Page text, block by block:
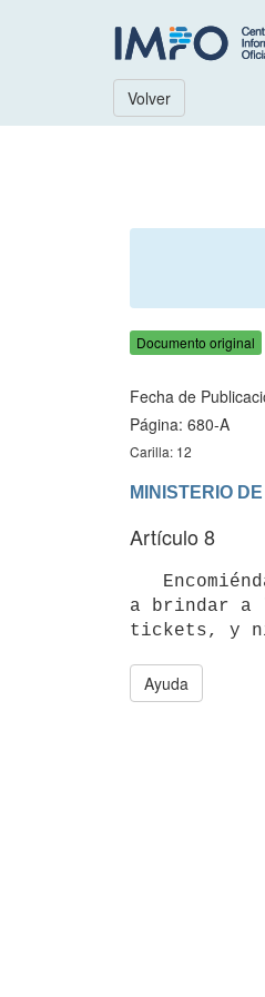
Volver
Documento original
Fecha de
Página: 680-A
Carilla: 12
MINISTERIO
Artículo 8
a brindar a
Ayuda